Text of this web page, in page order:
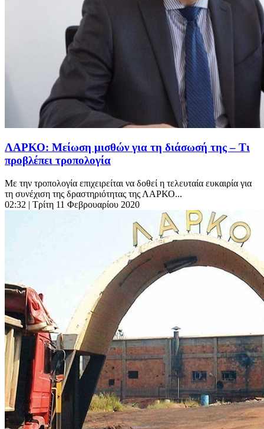
ΛΑΡΚΟ: Μείωση μισθών για τη διάσωσή της – Τι
προβλέπει τροπολογία
Με την τροπολογία επιχειρείται να δοθεί η τελευταία ευκαιρία για
τη συνέχιση της δραστηριότητας της ΛΑΡΚΟ...
02:32 | Τρίτη 11 Φεβρουαρίου 2020